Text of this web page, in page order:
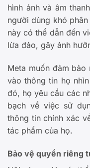
hình ảnh và âm
người dùng khó
này có thể dẫn đến
lừa đảo, gây ảnh
Meta muốn đảm
vào thông tin họ
đó, họ yêu cầu các
bạch về việc sử
thông tin chính xác
tác phẩm của họ.
Bảo vệ quyền riêng